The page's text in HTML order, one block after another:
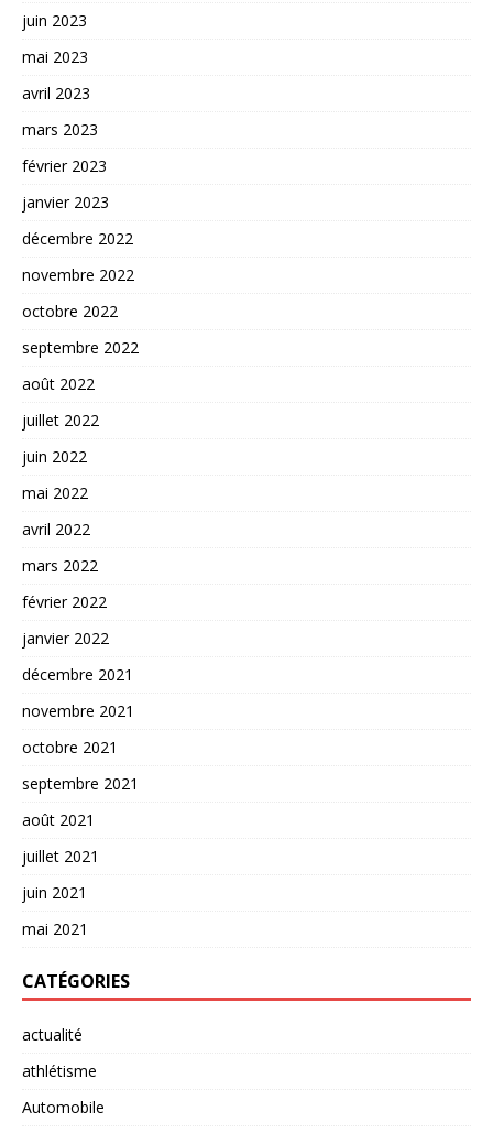
juin 2023
mai 2023
avril 2023
mars 2023
février 2023
janvier 2023
décembre 2022
novembre 2022
octobre 2022
septembre 2022
août 2022
juillet 2022
juin 2022
mai 2022
avril 2022
mars 2022
février 2022
janvier 2022
décembre 2021
novembre 2021
octobre 2021
septembre 2021
août 2021
juillet 2021
juin 2021
mai 2021
CATÉGORIES
actualité
athlétisme
Automobile